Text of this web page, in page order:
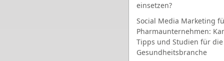
einsetzen?
Social Media Marketing
Pharmaunternehmen:
Tipps und Studien für die
Gesundheitsbranche